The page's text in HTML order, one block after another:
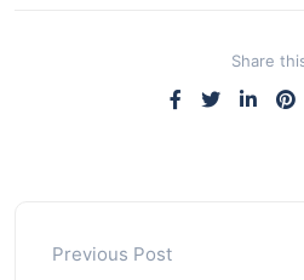
Share
Previous Post